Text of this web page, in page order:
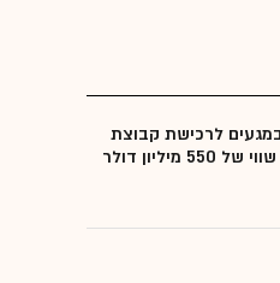
לרכישת קבוצת
מיליון דולר